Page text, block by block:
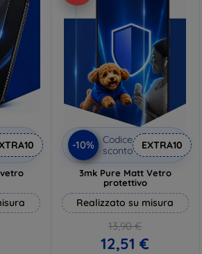
-10%
Codice
sconto
EXTRA10
3mk Pure Matt Vetro
protettivo
Realizzato su misura
13,90 €
12,51 €